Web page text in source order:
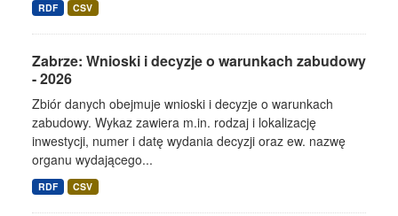
RDF CSV
Zabrze: Wnioski i decyzje o warunkach zabudowy
- 2026
Zbiór danych obejmuje wnioski i decyzje o warunkach
zabudowy. Wykaz zawiera m.in. rodzaj i lokalizację
inwestycji, numer i datę wydania decyzji oraz ew. nazwę
organu wydającego...
RDF CSV